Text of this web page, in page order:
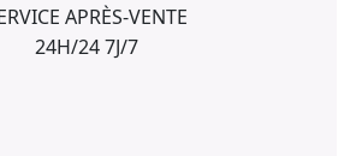
APRÈS-VENTE
24H/24 7J/7